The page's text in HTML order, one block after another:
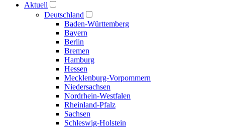
Aktuell
Deutschland
Baden-Württemberg
Bayern
Berlin
Bremen
Hamburg
Hessen
Mecklenburg-Vorpommern
Niedersachsen
Nordrhein-Westfalen
Rheinland-Pfalz
Sachsen
Schleswig-Holstein